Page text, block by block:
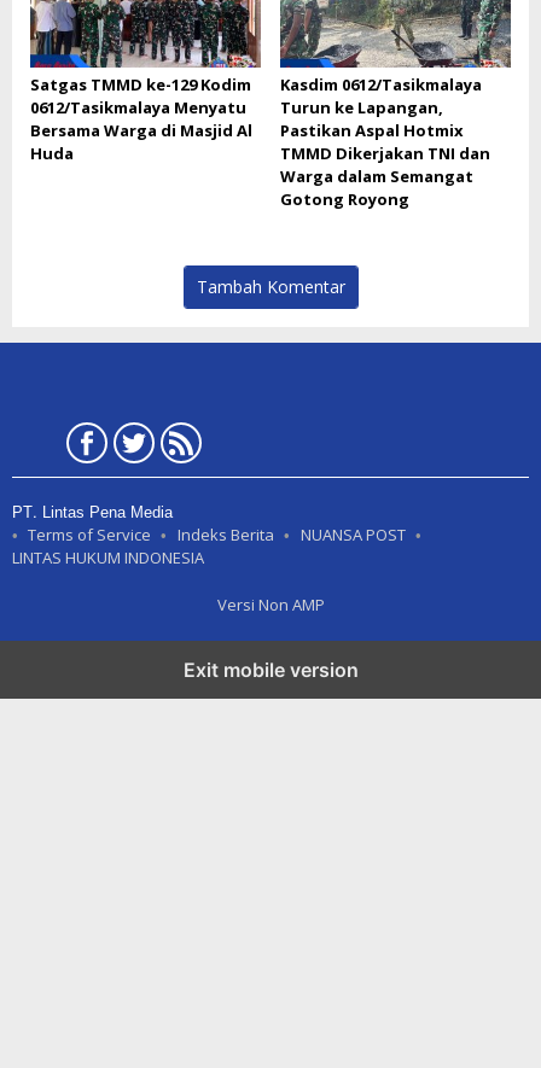
Satgas TMMD ke-129 Kodim
0612/Tasikmalaya Menyatu
Bersama Warga di Masjid Al
Huda
Kasdim 0612/Tasikmalaya
Turun ke Lapangan,
Pastikan Aspal Hotmix
TMMD Dikerjakan TNI dan
Warga dalam Semangat
Gotong Royong
Tambah Komentar
PT. Lintas Pena Media
Terms of Service Indeks Berita
NUANSA POST
LINTAS HUKUM INDONESIA
Versi Non AMP
Exit mobile version